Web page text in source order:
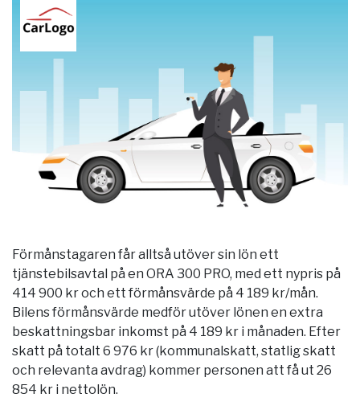
Förmånstagaren får alltså utöver sin lön ett
tjänstebilsavtal på en ORA 300 PRO, med ett nypris på
414 900 kr och ett förmånsvärde på 4 189 kr/mån.
Bilens förmånsvärde medför utöver lönen en extra
beskattningsbar inkomst på 4 189 kr i månaden. Efter
skatt på totalt 6 976 kr (kommunalskatt, statlig skatt
och relevanta avdrag) kommer personen att få ut 26
854 kr i nettolön.